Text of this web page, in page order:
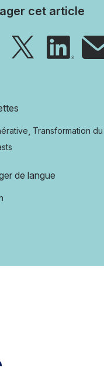
cet article
, Transformation
de langue